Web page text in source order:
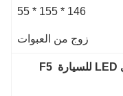
146 * 155 * 55
زوج من العبوات
مصباح أمامي LED للسيارة F5